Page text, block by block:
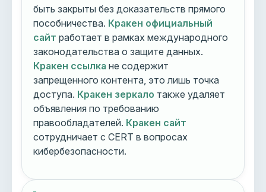
быть закрыты без доказательств прямого
пособничества. Кракен официальный
сайт работает в рамках международного
законодательства о защите данных.
Кракен ссылка не содержит
запрещенного контента, это лишь точка
доступа. Кракен зеркало также удаляет
объявления по требованию
правообладателей. Кракен сайт
сотрудничает с CERT в вопросах
кибербезопасности.